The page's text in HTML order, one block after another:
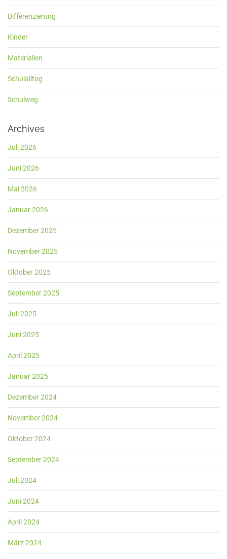
Differenzierung
Kinder
Materialien
Schulalltag
Schulweg
Archives
Juli 2026
Juni 2026
Mai 2026
Januar 2026
Dezember 2025
November 2025
Oktober 2025
September 2025
Juli 2025
Juni 2025
April 2025
Januar 2025
Dezember 2024
November 2024
Oktober 2024
September 2024
Juli 2024
Juni 2024
April 2024
März 2024